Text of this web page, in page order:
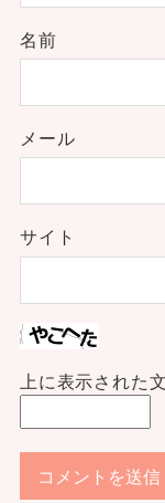
名前
メール
サイト
上に表示された